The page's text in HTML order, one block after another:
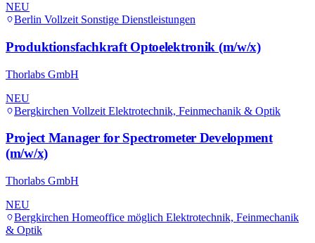
NEU
Berlin Vollzeit Sonstige Dienstleistungen
Produktionsfachkraft Optoelektronik (m/w/x)
Thorlabs GmbH
NEU
Bergkirchen Vollzeit Elektrotechnik, Feinmechanik & Optik
Project Manager for Spectrometer Development
(m/w/x)
Thorlabs GmbH
NEU
Bergkirchen Homeoffice möglich Elektrotechnik, Feinmechanik
& Optik